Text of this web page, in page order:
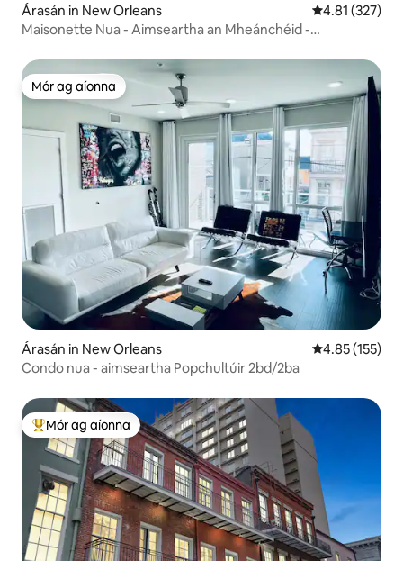
Árasán in New Orleans Meánrátáil
4.81 (327)
Maisonette Nua - Aimseartha an Mheánchéid -
Mór ag aíonna
Mór ag aíonna
Árasán in New Orleans Meánrátáil
4.85 (155)
Condo nua - aimseartha Popchultúir 2bd/2ba
An-mhór ag aíonna
Mór ag aíonna